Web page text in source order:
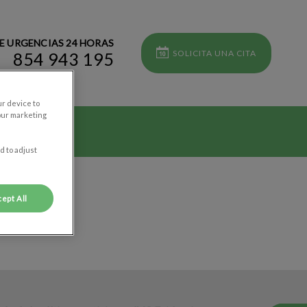
URGENCIAS 24 HORAS
854 943 195 SOLICITA UNA CITA
device to
marketing
to adjust
All